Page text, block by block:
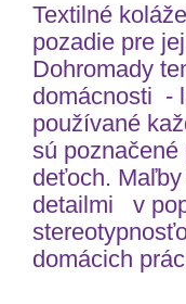
Textilné
pozadie pre
Dohromady
domácnosti -
používané
sú
deťoch.
detailmi v
domácich